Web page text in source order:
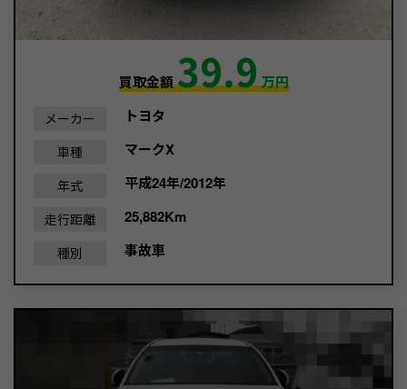
買取金額39.9万円
メーカー トヨタ
車種 マークX
年式 平成24年/2012年
走行距離 25,882Km
種別 事故車